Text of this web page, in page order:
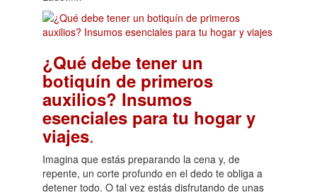
¿Qué debe tener un
botiquín de primeros
auxilios? Insumos
esenciales para tu hogar y
viajes.
Imagina que estás preparando la cena y, de
repente, un corte profundo en el dedo te obliga a
detener todo. O tal vez estás disfrutando de unas